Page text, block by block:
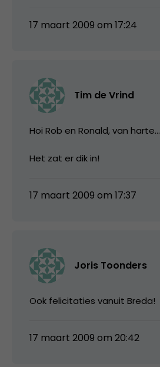
17 maart 2009 om 17:24
Tim de Vrind
Hoi Rob en Ronald, van harte…
Het zat er dik in!
17 maart 2009 om 17:37
Joris Toonders
Ook felicitaties vanuit Breda!
17 maart 2009 om 20:42